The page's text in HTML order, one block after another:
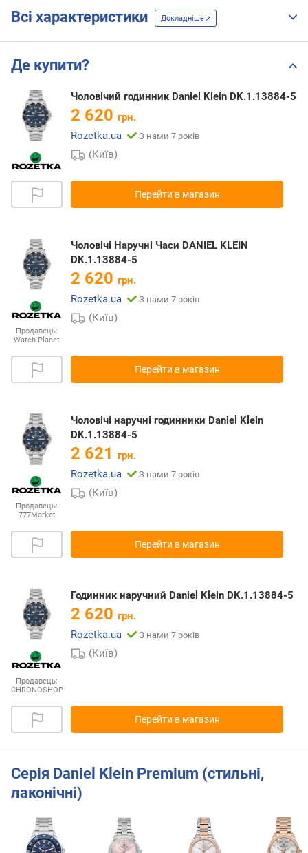
Всі характеристики Докладніше
Де купити?
Чоловічий годинник Daniel Klein DK.1.13884-5
2 620 грн.
Rozetka.ua
З нами 7 років
(Київ)
Перейти в магазин
Продавець:
Watch Planet
Чоловічі Наручні Часи DANIEL KLEIN
DK.1.13884-5
2 620 грн.
Rozetka.ua
З нами 7 років
(Київ)
Перейти в магазин
Продавець:
777Market
Чоловічі наручні годинники Daniel Klein
DK.1.13884-5
2 621 грн.
Rozetka.ua
З нами 7 років
(Київ)
Перейти в магазин
Продавець:
CHRONOSHOP
Годинник наручний Daniel Klein DK.1.13884-5
2 620 грн.
Rozetka.ua
З нами 7 років
(Київ)
Перейти в магазин
Серія Daniel Klein Premium (стильні,
лаконічні)